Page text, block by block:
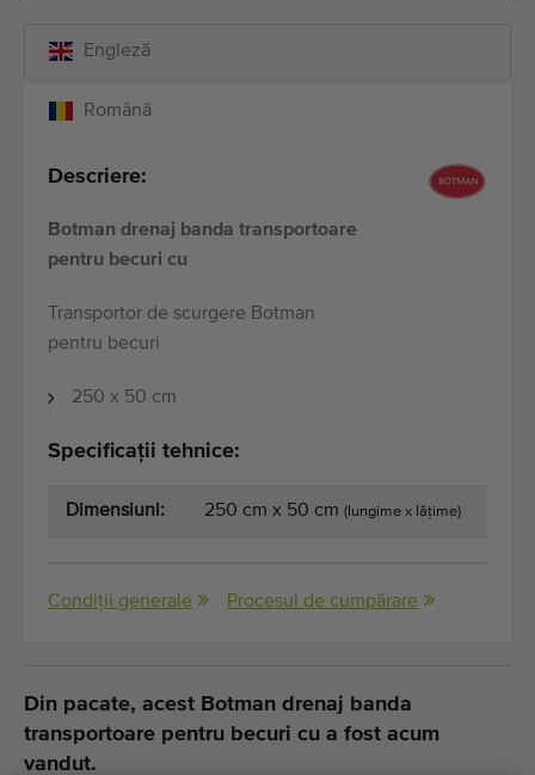
Română
Engleză
Descriere:
Botman drenaj banda transportoare
pentru becuri cu
Transportor de scurgere Botman
pentru becuri
250 x 50 cm
Specificații tehnice:
Dimensiuni: 250 cm x 50 cm (lungime x lățime)
Condiții generale Procesul de cumpărare
Din pacate, acest Botman drenaj banda
transportoare pentru becuri cu a fost acum
vandut.